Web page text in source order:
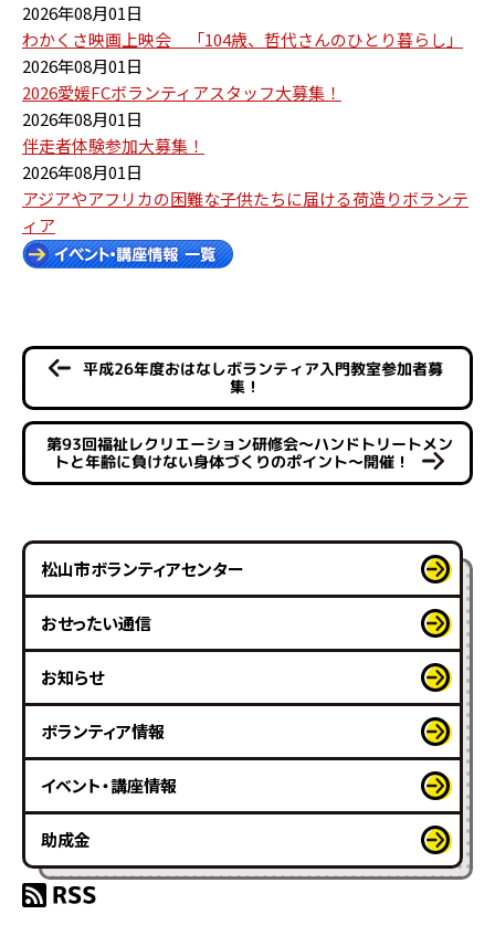
2026年08月01日
わかくさ映画上映会 「104歳、哲代さんのひとり暮らし」
2026年08月01日
2026愛媛FCボランティアスタッフ大募集！
2026年08月01日
伴走者体験参加大募集！
2026年08月01日
アジアやアフリカの困難な子供たちに届ける荷造りボランテ
ィア
平成26年度おはなしボランティア入門教室参加者募
集！
第93回福祉レクリエーション研修会～ハンドトリートメン
トと年齢に負けない身体づくりのポイント～開催！
松山市ボランティアセンター
おせったい通信
お知らせ
ボランティア情報
イベント・講座情報
助成金